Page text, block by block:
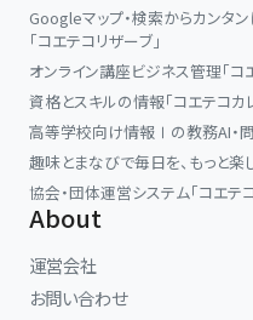
Googleマップ・検索からカンタ
「コエテコリザーブ」
オンライン講座ビジネス管理「コ
資格とスキルの情報「コエテコカ
高等学校向け情報Ⅰの教務AI・問
趣味とまなびで毎日を、もっと楽
協会・団体運営システム「コエテ
About
運営会社
お問い合わせ